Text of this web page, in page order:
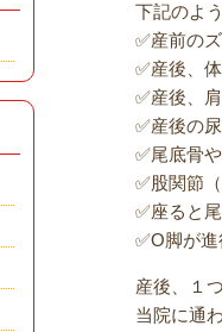
下記のよ
✅産前の
✅産後、
✅産後、
✅産後の
✅尾底骨
✅股関節
✅座ると
✅O脚が進
産後、１
当院に通